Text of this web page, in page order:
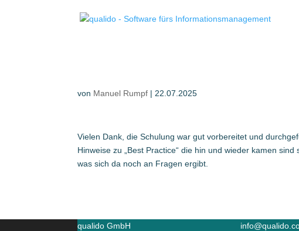
von Manuel Rumpf | 22.07.2025
Vielen Dank, die Schulung war gut vorbereitet und
Hinweise zu „Best Practice“ die hin und wieder kamen
was sich da noch an Fragen ergibt.
qualido GmbH